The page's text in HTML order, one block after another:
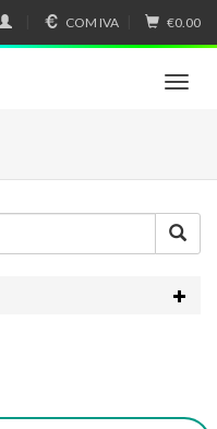
COM IVA €0.00
T
n
a
v
g